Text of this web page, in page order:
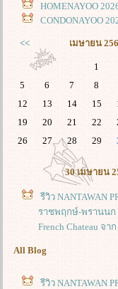
HOMENAYOO
CONDONAYOO
<< เมษายน
1
5
6 7 8
12
13 14 15
19
20 21 22
26
27 28 29
30 เมษายน
รีวิว NANTAWAN
ราชพฤกษ์-พรานน
French Chateau จา
All Blog
รีวิว NANTAWAN